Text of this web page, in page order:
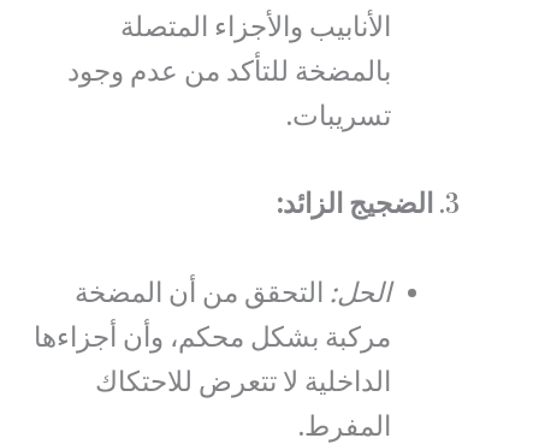
الأنابيب والأجزاء المتصلة
بالمضخة للتأكد من عدم وجود
تسريبات.
الضجيج الزائد:
الحل: التحقق من أن المضخة
مركبة بشكل محكم، وأن أجزاءها
الداخلية لا تتعرض للاحتكاك
المفرط.